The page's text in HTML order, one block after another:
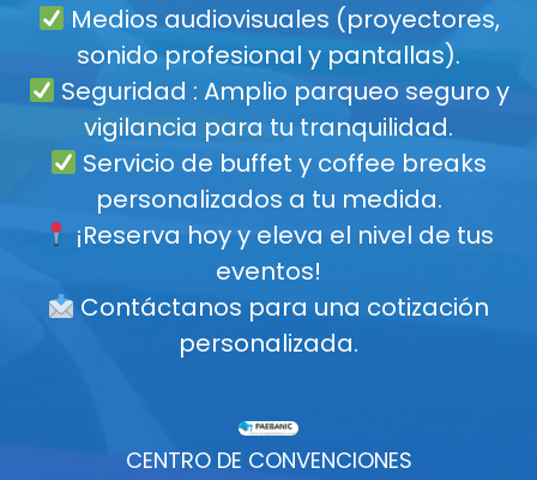
Medios audiovisuales (proyectores,
sonido profesional y pantallas).
Seguridad : Amplio parqueo seguro y
vigilancia para tu tranquilidad.
Servicio de buffet y coffee breaks
personalizados a tu medida.
¡Reserva hoy y eleva el nivel de tus
eventos!
Contáctanos para una cotización
personalizada.
CENTRO DE CONVENCIONES